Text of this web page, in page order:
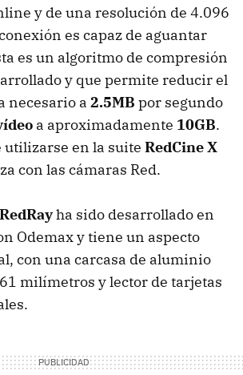
y de una resolución de 4.096
es capaz de aguantar
es un algoritmo de compresión
y que permite reducir el
necesario a 2.5MB por segundo
a aproximadamente 10GB.
utilizarse en la suite RedCine X
con las cámaras Red.
RedRayha sido desarrollado en
Odemax y tiene un aspecto
con una carcasa de aluminio
milímetros y lector de tarjetas